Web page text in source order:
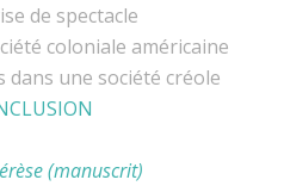
de spectacle
coloniale américaine
dans une société créole
(manuscrit)